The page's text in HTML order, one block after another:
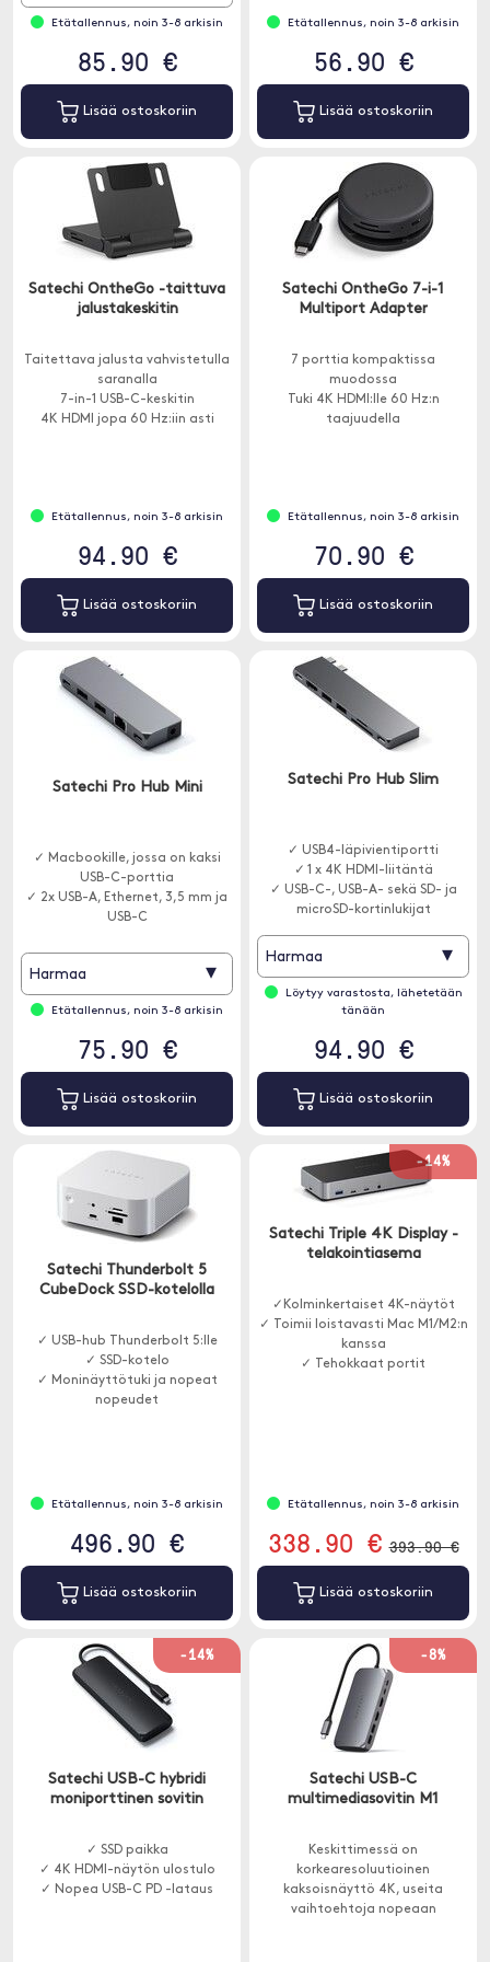
Etätallennus, noin 3-8 arkisin
85.90 €
Lisää ostoskoriin
Etätallennus, noin 3-8 arkisin
56.90 €
Lisää ostoskoriin
Satechi OntheGo -taittuva
jalustakeskitin
Taitettava jalusta vahvistetulla
saranalla
7-in-1 USB-C-keskitin
4K HDMI jopa 60 Hz:iin asti
Etätallennus, noin 3-8 arkisin
94.90 €
Lisää ostoskoriin
Satechi OntheGo 7-i-1
Multiport Adapter
7 porttia kompaktissa
muodossa
Tuki 4K HDMI:lle 60 Hz:n
taajuudella
Etätallennus, noin 3-8 arkisin
70.90 €
Lisää ostoskoriin
Satechi Pro Hub Mini
✓ Macbookille, jossa on kaksi
USB-C-porttia
✓ 2x USB-A, Ethernet, 3,5 mm ja
USB-C
käyttäjäystävällinen keskus
Harmaa ▾
Etätallennus, noin 3-8 arkisin
75.90 €
Lisää ostoskoriin
Satechi Pro Hub Slim
✓ USB4-läpivientiportti
✓ 1 x 4K HDMI-liitäntä
✓ USB-C-, USB-A- sekä SD- ja
microSD-kortinlukijat
Harmaa ▾
Löytyy varastosta, lähetetään
tänään
94.90 €
Lisää ostoskoriin
Satechi Thunderbolt 5
CubeDock SSD-kotelolla
✓ USB-hub Thunderbolt 5:lle
✓ SSD-kotelo
✓ Moninäyttötuki ja nopeat
nopeudet
Etätallennus, noin 3-8 arkisin
496.90 €
Lisää ostoskoriin
-14%
Satechi Triple 4K Display -
telakointiasema
✓Kolminkertaiset 4K-näytöt
✓ Toimii loistavasti Mac M1/M2:n
kanssa
✓ Tehokkaat portit
Etätallennus, noin 3-8 arkisin
338.90 € 393.90 €
Lisää ostoskoriin
-14%
Satechi USB-C hybridi
moniporttinen sovitin
✓ SSD paikka
✓ 4K HDMI-näytön ulostulo
✓ Nopea USB-C PD -lataus
-8%
Satechi USB-C
multimediasovitin M1
Keskittimessä on
korkearesoluutioinen
kaksoisnäyttö 4K, useita
vaihtoehtoja nopeaan